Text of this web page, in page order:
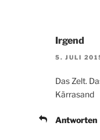
Irgend
5. JULI
Das Zelt.
Kärrasand
Antworten